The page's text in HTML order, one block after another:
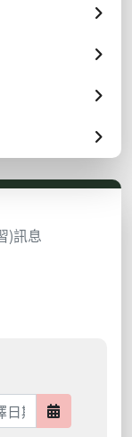
)訊息
結束 日期範圍